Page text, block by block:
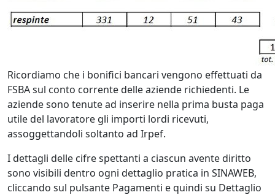
Ricordiamo che i bonifici bancari vengono effettuati da
FSBA sul conto corrente delle aziende richiedenti. Le
aziende sono tenute ad inserire nella prima busta paga
utile del lavoratore gli importi lordi ricevuti,
assoggettandoli soltanto ad Irpef.
I dettagli delle cifre spettanti a ciascun avente diritto
sono visibili dentro ogni dettaglio pratica in SINAWEB,
cliccando sul pulsante Pagamenti e quindi su Dettaglio